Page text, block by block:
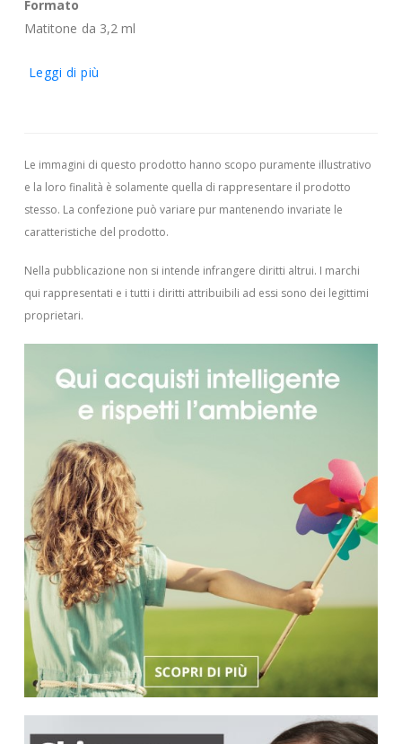
Formato
Matitone da 3,2 ml
Leggi di più
Le immagini di questo prodotto hanno scopo puramente illustrativo
e la loro finalità è solamente quella di rappresentare il prodotto
stesso. La confezione può variare pur mantenendo invariate le
caratteristiche del prodotto.
Nella pubblicazione non si intende infrangere diritti altrui. I marchi
qui rappresentati e i tutti i diritti attribuibili ad essi sono dei legittimi
proprietari.